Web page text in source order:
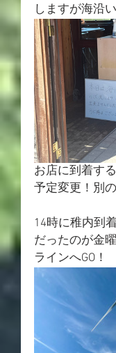
しますが海沿
お店に到着す
予定変更！別
14時に稚内到
だったのが金
ラインへGO！